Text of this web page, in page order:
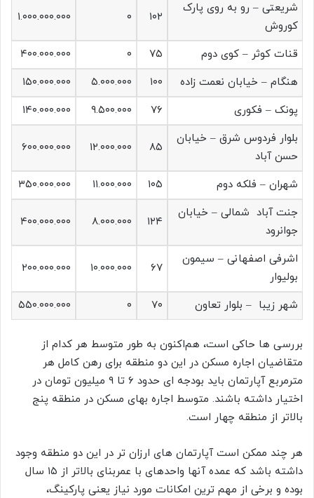
شریعتی – رو به روی پارک
کوروش
۱۰۲ ۰ ۱.۰۰۰.۰۰۰.۰۰۰
قنات کوثر – کوی دوم ۷۵ ۰
۴۰۰.۰۰۰.۰۰۰
هنگام – خیابان نعمت زاده
۱۰۰ ۵.۰۰۰.۰۰۰
۱۵۰.۰۰۰.۰۰۰
پونک – فکوری
۷۶ ۹.۵۰۰.۰۰۰
۱۴۰.۰۰۰.۰۰۰
بلوار فردوس شرق – خیابان
حسن آباد
۸۵ ۱۲.۰۰۰.۰۰۰ ۶۰۰.۰۰۰.۰۰۰
شهران – فلکه دوم ۱۰۵ ۱۱.۰۰۰.۰۰۰
۳۵۰.۰۰۰.۰۰۰
جنت آباد شمالی – خیابان
جوانرود
۱۲۴ ۸.۰۰۰.۰۰۰ ۴۰۰.۰۰۰.۰۰۰
اشرفی اصفهانی – سیمون
بولیوار
۶۷ ۱۰.۰۰۰.۰۰۰ ۲۰۰.۰۰۰.۰۰۰
شهر زیبا – بلوار تعاون ۷۰ ۰ ۵۵۰.۰۰۰.۰۰۰
بررسی ها حاکی است، هم‌‌اکنون به طور متوسط هر کدام از
متقاضیان اجاره مسکن در این دو منطقه برای رهن کامل هر
مترمربع آپارتمان باید بودجه ای حدود ۶ تا ۹ میلیون تومان در
اختیار داشته باشند. متوسط اجاره بهای مسکن در منطقه پنج
بالاتر از منطقه چهار است.
هر چند ممکن است آپارتمان های ارزان تر در این دو منطقه وجود
داشته باشد که عمده آنها واحدهای با عمربنای بالاتر از ۱۵ سال
بوده و برخی از مهم ترین امکانات مورد نیاز یعنی پارکینگ،